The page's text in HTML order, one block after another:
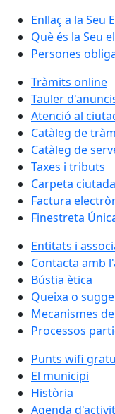
Enllaç a la Seu
Què és la Seu
Persones
Tràmits online
Tauler
Atenció al
Catàleg de
Catàleg de
Taxes i tributs
Carpeta
Factura
Finestreta
Entitats i
Contacta amb
Bústia ètica
Queixa o
Mecanismes
Processos
Punts wifi
El municipi
Història
Agenda